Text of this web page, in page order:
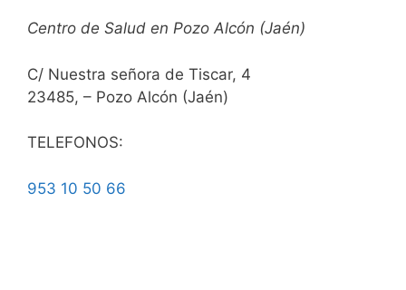
Centro de Salud en Pozo Alcón (Jaén)
C/ Nuestra señora de Tiscar, 4
23485, – Pozo Alcón (Jaén)
TELEFONOS:
953 10 50 66